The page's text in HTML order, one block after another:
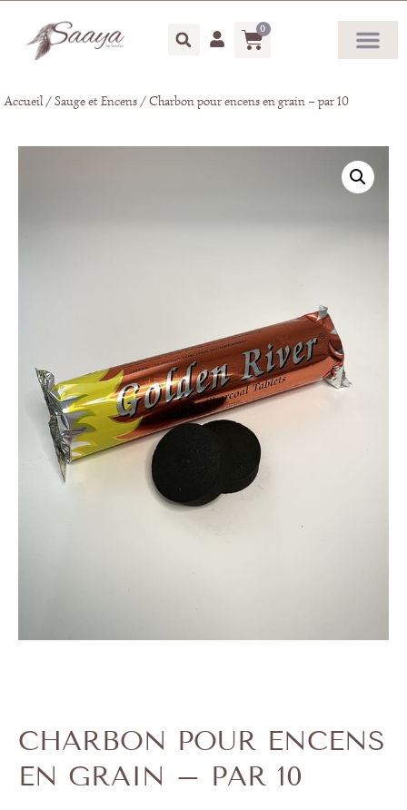
0
Accueil/Sauge et Encens / Charbon pour encens en grain – par 10
CHARBON POUR ENCENS
EN GRAIN – PAR 10